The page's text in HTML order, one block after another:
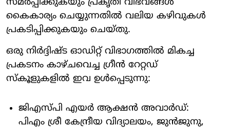
കൈകാര്യം ചെയ്യുന്നതിൽ വലിയ കഴിവുകൾ
പ്രകടിപ്പിക്കുകയും ചെയ്തു.
ഒരു നിർദ്ദിഷ്ട ഓഡിറ്റ് വിഭാഗത്തിൽ മികച്ച
പ്രകടനം കാഴ്ചവെച്ച ഗ്രീൻ റേറ്റഡ്
സ്കൂളുകളിൽ ഇവ ഉൾപ്പെടുന്നു:
ജിഎസ്പി എയർ ആക്ഷൻ അവാർഡ്:
പിഎം ശ്രീ കേന്ദ്രീയ വിദ്യാലയം, ജുൻജുനു,